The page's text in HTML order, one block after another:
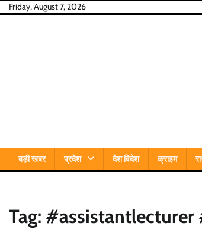
SkipFriday, August 7, 2026
बड़ी खबर प्रदेश देश विदेश क्राइम
Tag: #assistantlecturer